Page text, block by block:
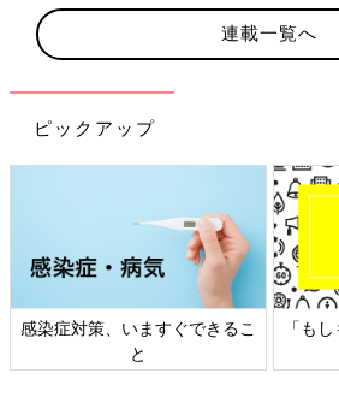
連載一覧へ
ピックアップ
感染症対策、いますぐできるこ
と
「も